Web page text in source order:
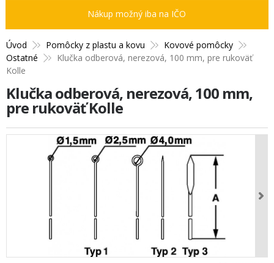
Úvod Pomôcky z plastu a kovu
Kovové pomôcky
Ostatné
Klučka odberová, nerezová, 100 mm, pre rukoväť
Kolle
Klučka odberová, nerezová, 100 mm,
pre rukoväť Kolle
Nákup možný iba na IČO